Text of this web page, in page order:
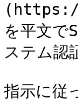
を平文で
ステム認
指示に従